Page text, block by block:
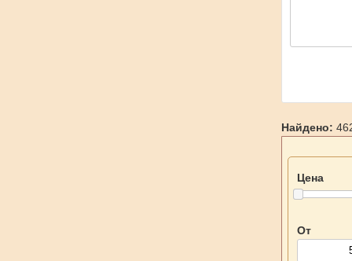
Найдено:
Цена
От